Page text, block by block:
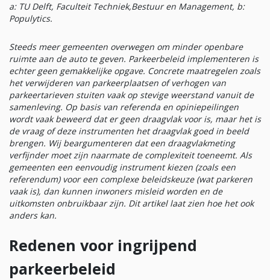
a: TU Delft, Faculteit Techniek,Bestuur en Management, b:
Populytics.
Steeds meer gemeenten overwegen om minder openbare
ruimte aan de auto te geven. Parkeerbeleid implementeren is
echter geen gemakkelijke opgave. Concrete maatregelen zoals
het verwijderen van parkeerplaatsen of verhogen van
parkeertarieven stuiten vaak op stevige weerstand vanuit de
samenleving. Op basis van referenda en opiniepeilingen
wordt vaak beweerd dat er geen draagvlak voor is, maar het is
de vraag of deze instrumenten het draagvlak goed in beeld
brengen. Wij beargumenteren dat een draagvlakmeting
verfijnder moet zijn naarmate de complexiteit toeneemt. Als
gemeenten een eenvoudig instrument kiezen (zoals een
referendum) voor een complexe beleidskeuze (wat parkeren
vaak is), dan kunnen inwoners misleid worden en de
uitkomsten onbruikbaar zijn. Dit artikel laat zien hoe het ook
anders kan.
Redenen voor ingrijpend
parkeerbeleid